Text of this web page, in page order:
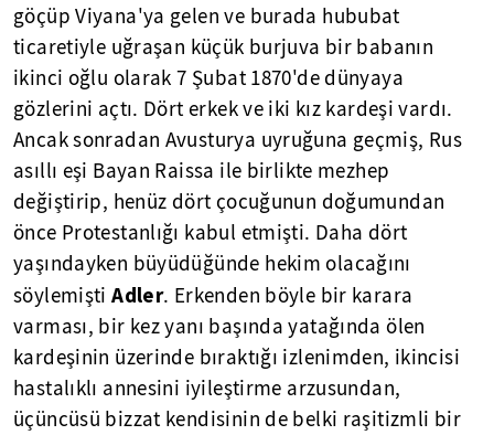
göçüp Viyana'ya gelen ve burada hububat
ticaretiyle uğraşan küçük burjuva bir babanın
ikinci oğlu olarak 7 Şubat 1870'de dünyaya
gözlerini açtı. Dört erkek ve iki kız kardeşi vardı.
Ancak sonradan Avusturya uyruğuna geçmiş, Rus
asıllı eşi Bayan Raissa ile birlikte mezhep
değiştirip, henüz dört çocuğunun doğumundan
önce Protestanlığı kabul etmişti. Daha dört
yaşındayken büyüdüğünde hekim olacağını
söylemiştiAdler. Erkenden böyle bir karara
varması, bir kez yanı başında yatağında ölen
kardeşinin üzerinde bıraktığı izlenimden, ikincisi
hastalıklı annesini iyileştirme arzusundan,
üçüncüsü bizzat kendisinin de belki raşitizmli bir